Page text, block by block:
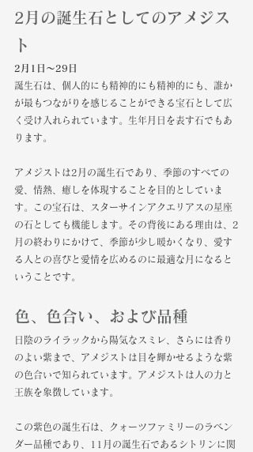
2月の誕生石としてのアメジス
ト
2月1日〜29日
誕生石は、個人的にも精神的にも精神的にも、誰か
が最もつながりを感じることができる宝石として広
く受け入れられています。生年月日を表す石でもあ
ります。
アメジストは2月の誕生石であり、季節のすべての
愛、情熱、癒しを体現することを目的としていま
す。この宝石は、スターサインアクエリアスの星座
の石としても機能します。その背後にある理由は、2
月の終わりにかけて、季節が少し暖かくなり、愛す
る人との喜びと愛情を広めるのに最適な月になると
いうことです。
色、色合い、および品種
日陰のライラックから陽気なスミレ、さらには香り
のよい紫まで、アメジストは目を輝かせるような紫
の色合いで知られています。アメジストは人の力と
王族を象徴しています。
この紫色の誕生石は、クォーツファミリーのラベン
ダー品種であり、11月の誕生石であるシトリンに関